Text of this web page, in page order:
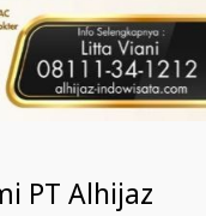
PT Alhijaz